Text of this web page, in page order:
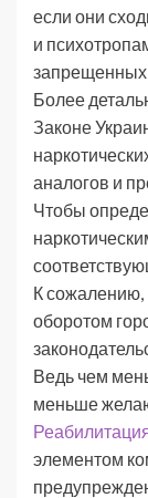
если они
и
Более
Законе
аналогов и
Чтобы
К сожалению,
оборотом
Ведь чем
меньше
элементом